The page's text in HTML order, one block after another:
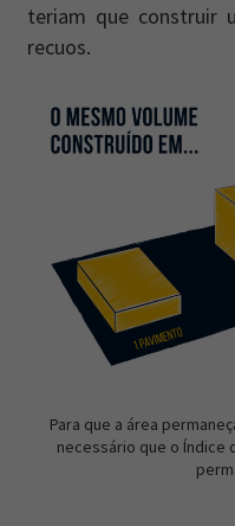
teriam que construir
recuos.
Para que a área
necessário que o Índice